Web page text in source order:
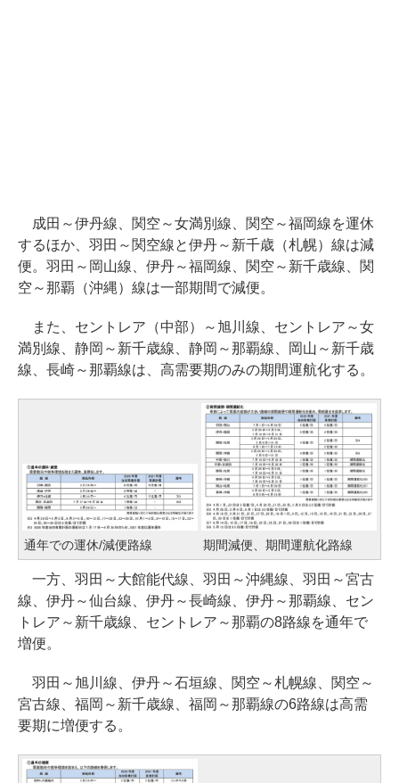
成田～伊丹線、関空～女満別線、関空～福岡線を運休
するほか、羽田～関空線と伊丹～新千歳（札幌）線は減
便。羽田～岡山線、伊丹～福岡線、関空～新千歳線、関
空～那覇（沖縄）線は一部期間で減便。
また、セントレア（中部）～旭川線、セントレア～女
満別線、静岡～新千歳線、静岡～那覇線、岡山～新千歳
線、長崎～那覇線は、高需要期のみの期間運航化する。
通年での運休/減便路線 期間減便、期間運航化路線
一方、羽田～大館能代線、羽田～沖縄線、羽田～宮古
線、伊丹～仙台線、伊丹～長崎線、伊丹～那覇線、セン
トレア～新千歳線、セントレア～那覇の8路線を通年で
増便。
羽田～旭川線、伊丹～石垣線、関空～札幌線、関空～
宮古線、福岡～新千歳線、福岡～那覇線の6路線は高需
要期に増便する。